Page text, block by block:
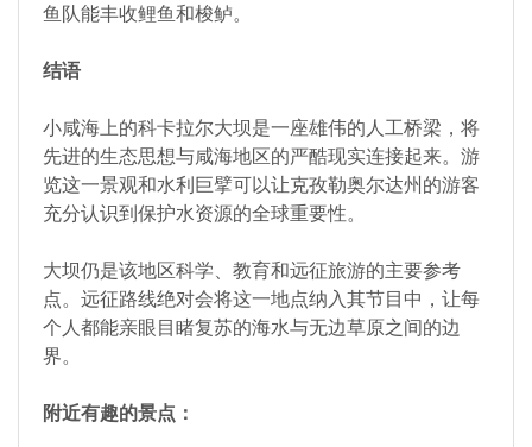
鱼队能丰收鲤鱼和梭鲈。
结语
小咸海上的科卡拉尔大坝是一座雄伟的人工桥梁，将
先进的生态思想与咸海地区的严酷现实连接起来。游
览这一景观和水利巨擘可以让克孜勒奥尔达州的游客
充分认识到保护水资源的全球重要性。
大坝仍是该地区科学、教育和远征旅游的主要参考
点。远征路线绝对会将这一地点纳入其节目中，让每
个人都能亲眼目睹复苏的海水与无边草原之间的边
界。
附近有趣的景点：